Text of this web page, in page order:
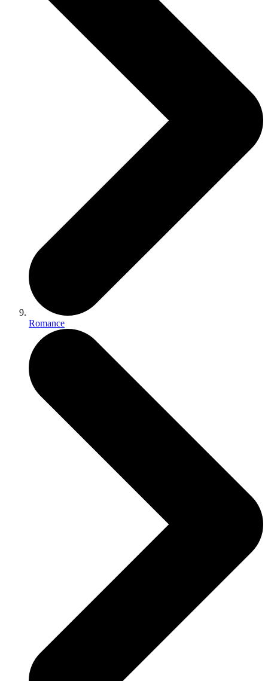
Romance